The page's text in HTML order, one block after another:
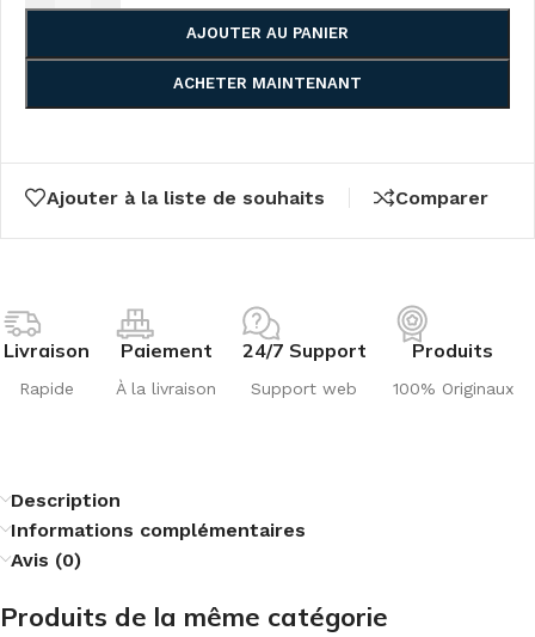
AJOUTER AU PANIER
ACHETER MAINTENANT
Ajouter à la liste de souhaits Comparer
Livraison
Rapide
Paiement
À la livraison
24/7 Support
Support web
Produits
100% Originaux
Description
Informations complémentaires
Avis (0)
Produits de la même catégorie